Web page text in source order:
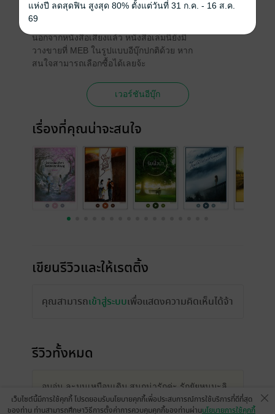
เวอร์ชันอีบุ๊ก
นอกจากหนังสือเสียงแล้ว หนังสือเล่มนี้ยังมี
วางขายที่ MEB ในรูปแบบอีบุ๊กปกติด้วย หาก
สนใจสามารถเลือกซื้อได้เลยจ้ะ
เวอร์ชันอีบุ๊ก
เรื่องที่คุณน่าจะสนใจ
เขียนรีวิวและให้เรตติ้ง
คุณสามารถเข้าสู่ระบบเพื่อแสดงความคิดเห็นได้จ้า
รีวิวทั้งหมด
อบอุ่น ละมุนเหมือนเดิม สนุกน่ารักค่ะ รักยัยหนูมะลิ
ชอบเสียงอ่านนี้มากๆ ตอนเสียงยัยหนูนิ น่ารักสุด
เว็บไซต์นี้มีการใช้คุกกี้ โปรดยอมรับนโยบายคุกกี้เพื่อประสบการณ์การใช้บริการที่ดีที่สุด
ของท่าน ท่านสามารถศึกษาวิธีการตั้งค่าการควบคุมคุกกี้ของท่านผ่านนโยบายการใช้คุกกี้
แห่งปี ลดสุดฟิน สูงสุด 80% ตั้งแต่วันที่ 31 ก.ค. - 16 ส.ค.
69